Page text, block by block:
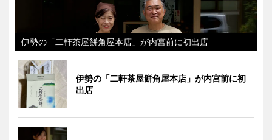
伊勢の「二軒茶屋餅角屋本店」が内宮前に初出店
伊勢の「二軒茶屋餅角屋本店」が内宮前に初
出店